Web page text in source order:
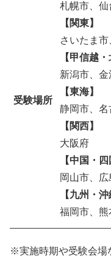
受験場所
札幌市、仙
【関東】
さいたま
【甲信越・
新潟市、金
【東海】
静岡市、名
【関西】
大阪府
【中国・四
岡山市、
【九州・沖
福岡市、
※実施時期や受験会場